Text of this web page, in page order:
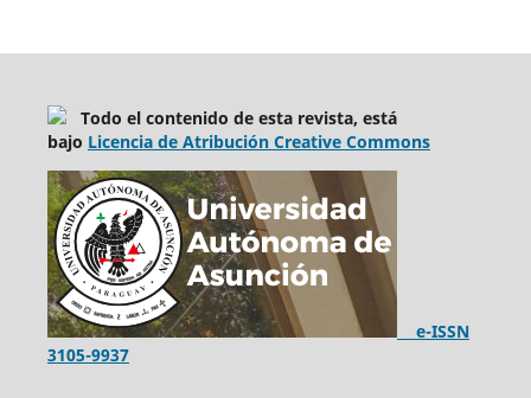
Todo el contenido de esta revista, está
bajo Licencia de Atribución Creative Commons
e-ISSN
3105-9937